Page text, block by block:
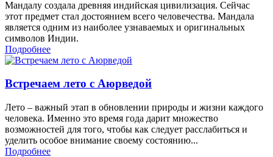
Мандалу создала древняя индийская цивилизация. Сейчас
этот предмет стал достоянием всего человечества. Мандала
является одним из наиболее узнаваемых и оригинальных
символов Индии.
Подробнее
Встречаем лето с Аюрведой
Лето – важный этап в обновлении природы и жизни каждого
человека. Именно это время года дарит множество
возможностей для того, чтобы как следует расслабиться и
уделить особое внимание своему состоянию...
Подробнее